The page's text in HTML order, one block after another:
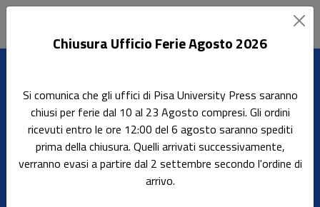
Home Rassegna stampa
Recensione al volume "Roboethics in Film"
Recensione al volume
"Roboethics in Film"
Chiusura Ufficio Ferie Agosto 2026
Si comunica che gli uffici di Pisa University Press saranno
chiusi per ferie dal 10 al 23 Agosto compresi. Gli ordini
ricevuti entro le ore 12:00 del 6 agosto saranno spediti
prima della chiusura. Quelli arrivati successivamente,
verranno evasi a partire dal 2 settembre secondo l'ordine di
arrivo.